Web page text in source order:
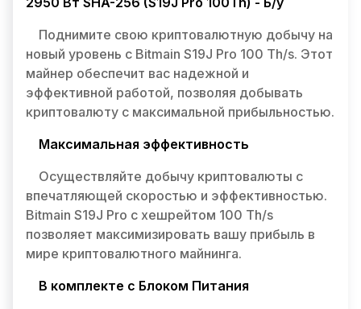
Поднимите свою криптовалютную добычу на
новый уровень с Bitmain S19J Pro 100 Th/s. Этот
майнер обеспечит вас надежной и
эффективной работой, позволяя добывать
криптовалюту с максимальной прибыльностью.
Максимальная эффективность
Осуществляйте добычу криптовалюты с
впечатляющей скоростью и эффективностью.
Bitmain S19J Pro с хешрейтом 100 Th/s
позволяет максимизировать вашу прибыль в
мире криптовалютного майнинга.
В комплекте с Блоком Питания